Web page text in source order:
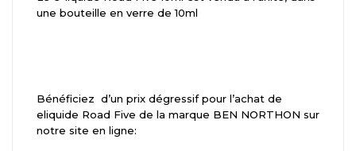
une bouteille en verre de 10ml
Bénéficiez d’un prix dégressif pour l’achat de
eliquide Road Five de la marque BEN NORTHON sur
notre site en ligne: